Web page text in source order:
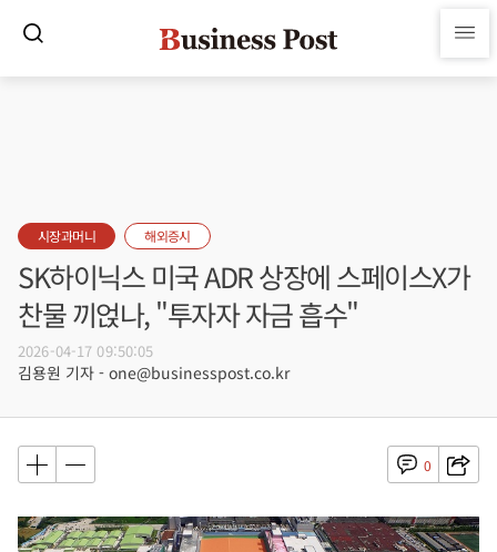
시장과머니 해외증시
SK하이닉스 미국 ADR 상장에 스페이스X가
찬물 끼얹나, "투자자 자금 흡수"
2026-04-17 09:50:05
김용원 기자 - one@businesspost.co.kr
0